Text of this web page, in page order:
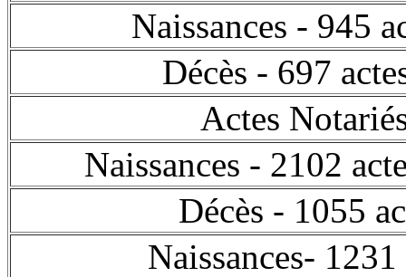
Naissances - 945
Décès - 697
Actes
Naissances - 2102
Décès - 1055
Naissances-